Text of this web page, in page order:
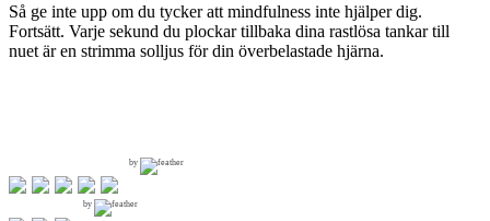
Så ge inte upp om du tycker att mindfulness inte hjälper dig.
Fortsätt. Varje sekund du plockar tillbaka dina rastlösa tankar till
nuet är en strimma solljus för din överbelastade hjärna.
by
by